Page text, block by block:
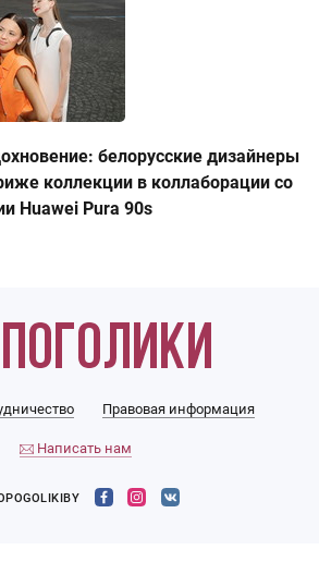
белорусские дизайнеры
коллекции в коллаборации со
Huawei Pura 90s
Правовая информация
Написать нам